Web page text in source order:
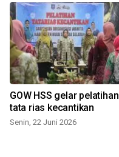
GOW HSS gelar pelatihan
tata rias kecantikan
Senin, 22 Juni 2026